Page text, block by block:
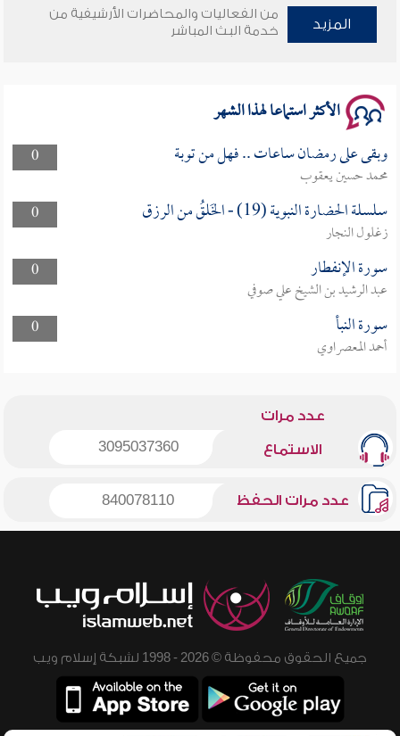
وأمنهم من خوف 9
المزيد
من الفعاليات والمحاضرات الأرشيفية من
خدمة البث المباشر
الأكثر استماعا لهذا الشهر
0 وبقى على رمضان ساعات .. فهل من توبة
محمد حسين يعقوب
0
سلسلة الحضارة النبوية (19) - الخَلقُ من الرزق
زغلول النجار
0
سورة الإنفطار
عبد الرشيد بن الشيخ علي صوفي
0
سورة النبأ
أحمد المعصراوي
عدد مرات
الاستماع 3095037360
عدد مرات الحفظ 840078110
جميع الحقوق محفوظة © 2026 - 1998 لشبكة إسلام ويب